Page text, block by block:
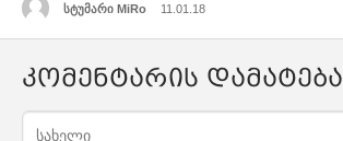
სტუმარი MiRo 11.01.18
კომენტარის დამატება